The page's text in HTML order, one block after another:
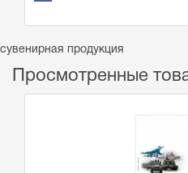
сувенирная продукция
Просмотренные